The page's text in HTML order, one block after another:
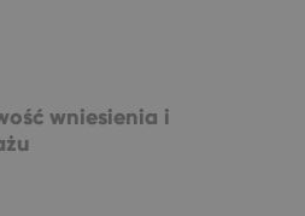
wniesienia i